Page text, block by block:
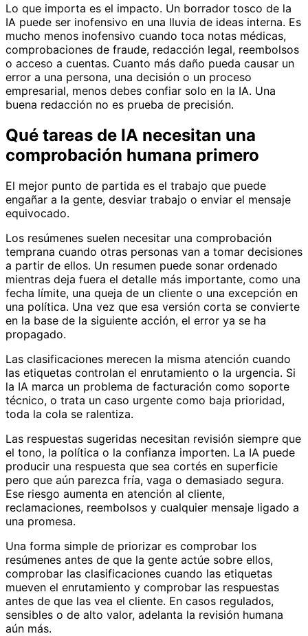
Lo que importa es el impacto. Un borrador tosco de la
IA puede ser inofensivo en una lluvia de ideas interna. Es
mucho menos inofensivo cuando toca notas médicas,
comprobaciones de fraude, redacción legal, reembolsos
o acceso a cuentas. Cuanto más daño pueda causar un
error a una persona, una decisión o un proceso
empresarial, menos debes confiar solo en la IA. Una
buena redacción no es prueba de precisión.
Qué tareas de IA necesitan una
comprobación humana primero
El mejor punto de partida es el trabajo que puede
engañar a la gente, desviar trabajo o enviar el mensaje
equivocado.
Los resúmenes suelen necesitar una comprobación
temprana cuando otras personas van a tomar decisiones
a partir de ellos. Un resumen puede sonar ordenado
mientras deja fuera el detalle más importante, como una
fecha límite, una queja de un cliente o una excepción en
una política. Una vez que esa versión corta se convierte
en la base de la siguiente acción, el error ya se ha
propagado.
Las clasificaciones merecen la misma atención cuando
las etiquetas controlan el enrutamiento o la urgencia. Si
la IA marca un problema de facturación como soporte
técnico, o trata un caso urgente como baja prioridad,
toda la cola se ralentiza.
Las respuestas sugeridas necesitan revisión siempre que
el tono, la política o la confianza importen. La IA puede
producir una respuesta que sea cortés en superficie
pero que aún parezca fría, vaga o demasiado segura.
Ese riesgo aumenta en atención al cliente,
reclamaciones, reembolsos y cualquier mensaje ligado a
una promesa.
Una forma simple de priorizar es comprobar los
resúmenes antes de que la gente actúe sobre ellos,
comprobar las clasificaciones cuando las etiquetas
mueven el enrutamiento y comprobar las respuestas
antes de que las vea el cliente. En casos regulados,
sensibles o de alto valor, adelanta la revisión humana
aún más.